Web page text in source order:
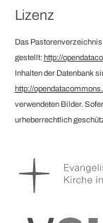
Lizenz
Das Pastorenverzeichnis
gestellt:http://
Inhalten der Datenbank
http://
verwendeten Bilder.
urheberrechtlich